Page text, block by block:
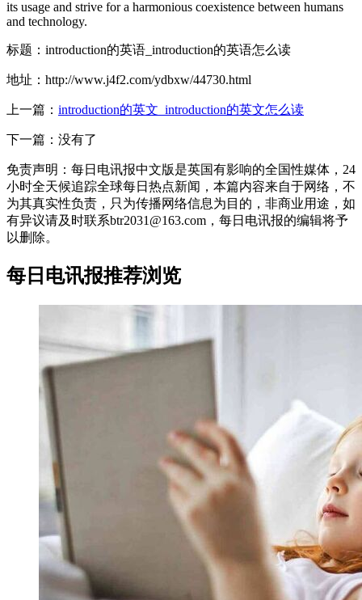
its usage and strive for a harmonious coexistence between humans
and technology.
标题：introduction的英语_introduction的英语怎么读
地址：http://www.j4f2.com/ydbxw/44730.html
上一篇： introduction的英文_introduction的英文怎么读
下一篇：没有了
免责声明：每日电讯报中文版是英国有影响的全国性媒体，24
小时全天候追踪全球每日热点新闻，本篇内容来自于网络，不
为其真实性负责，只为传播网络信息为目的，非商业用途，如
有异议请及时联系btr2031@163.com，每日电讯报的编辑将予
以删除。
每日电讯报推荐浏览